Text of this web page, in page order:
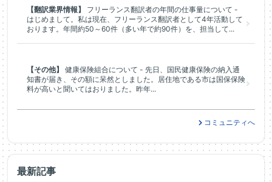
最新記事
【翻訳業界情報】
フリーランス翻訳者の年間の仕事量について -
はじめまして。私は現在、フリーランス翻訳者として4年活動して
おります。年間約50～60件（多い年で約90件）を、担当して...
【その他】
健康保険組合について - 先日、国民健康保険の納入通
知書が届き、その額に呆然としました。居住地である市は国保保険
料が高いと聞いてはおりました。昨年...
コミュニティへ